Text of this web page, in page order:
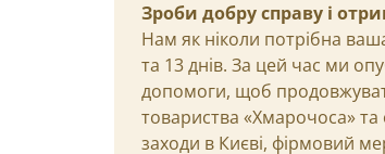
Зроби добру справу і
Нам як ніколи потрібна
та 13 днів. За цей час ми
допомоги, щоб
товариства «Хмарочоса» та
заходи в Києві, фірмовий